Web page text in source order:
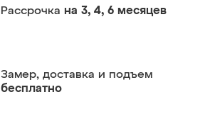
Рассрочка на 3, 4, 6 месяцев
Замер, доставка и подъем
бесплатно